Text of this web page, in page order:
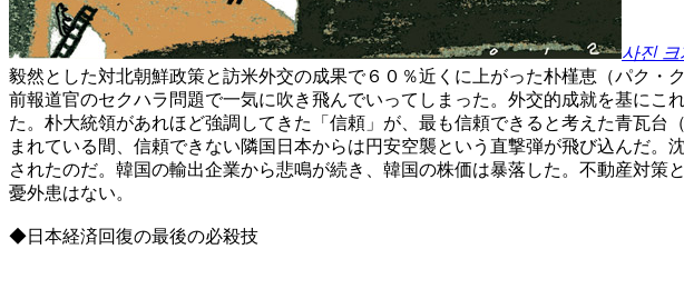
사진
毅然とした対北朝鮮政策と訪米外交の成果で６０％近くに上がった朴槿恵（パク・
前報道官のセクハラ問題で一気に吹き飛んでいってしまった。外交的成就を基に
た。朴大統領があれほど強調してきた「信頼」が、最も信頼できると考えた青瓦
まれている間、信頼できない隣国日本からは円安空襲という直撃弾が飛び込んだ
されたのだ。韓国の輸出企業から悲鳴が続き、韓国の株価は暴落した。不動産対
憂外患はない。
◆日本経済回復の最後の必殺技